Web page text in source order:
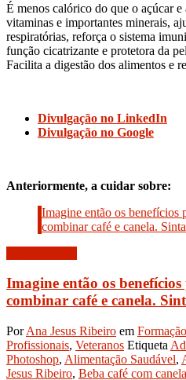
É menos calórico do que o açúcar
vitaminas e importantes minerais,
respiratórias, reforça o sistema
função cicatrizante e protetora da
Facilita a digestão dos alimentos e
Divulgação no LinkedIn
Divulgação no Google
Anteriormente, a cuidar sobre:
Imagine então os benefícios
combinar café e canela.
Imagine então os
combinar café e canela.
PorAna Jesus Ribeiro em Formação
Profissionais, Veteranos Etiqueta
Photoshop, Alimentação Saudável,
Jesus Ribeiro, Beba café com